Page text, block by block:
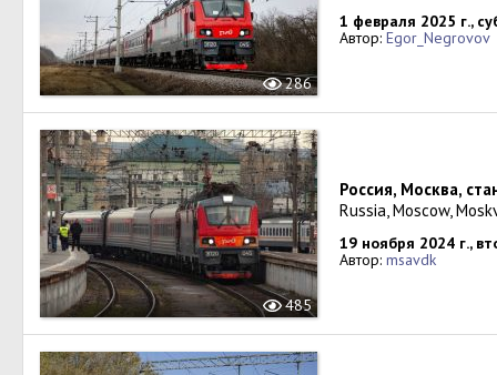
286
1 февраля 2025 г.,
Автор: Egor_Negrovov
485
Россия, Москва,
Russia, Moscow,
19 ноября 2024 г.,
Автор: msavdk